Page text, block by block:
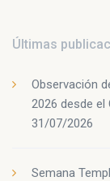
Últimas
Observación
2026 desde
31/07/2026
Semana